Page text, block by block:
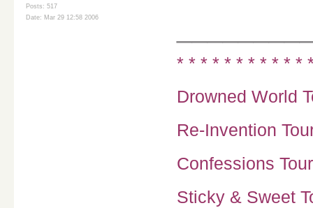
Posts: 517
Date: Mar 29 12:58 2006
* * * * * * * * * * *
Drowned World
Re-Invention
Confessions
Sticky & Sweet